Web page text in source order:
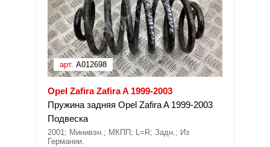
арт. A012698
Opel Zafira Zafira A 1999-2003
Пружина задняя Opel Zafira A 1999-2003
Подвеска
2001; Минивэн.; МКПП; L=R; Задн.; Из
Германии.